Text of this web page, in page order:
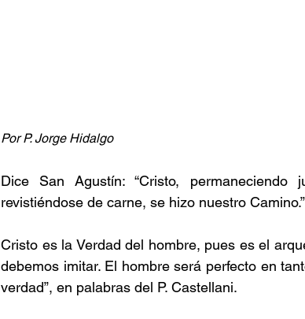
Por P. Jorge Hidalgo
Dice San Agustín: “Cristo,
revistiéndose de carne, se hizo nuestro Camino.”
Cristo es la Verdad del hombre, pues es el
debemos imitar. El hombre será perfecto en
verdad”, en palabras del P. Castellani.